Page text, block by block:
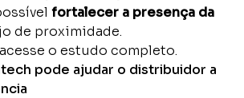
fortalecer a presença da
de proximidade.
o estudo completo.
pode ajudar o distribuidor a